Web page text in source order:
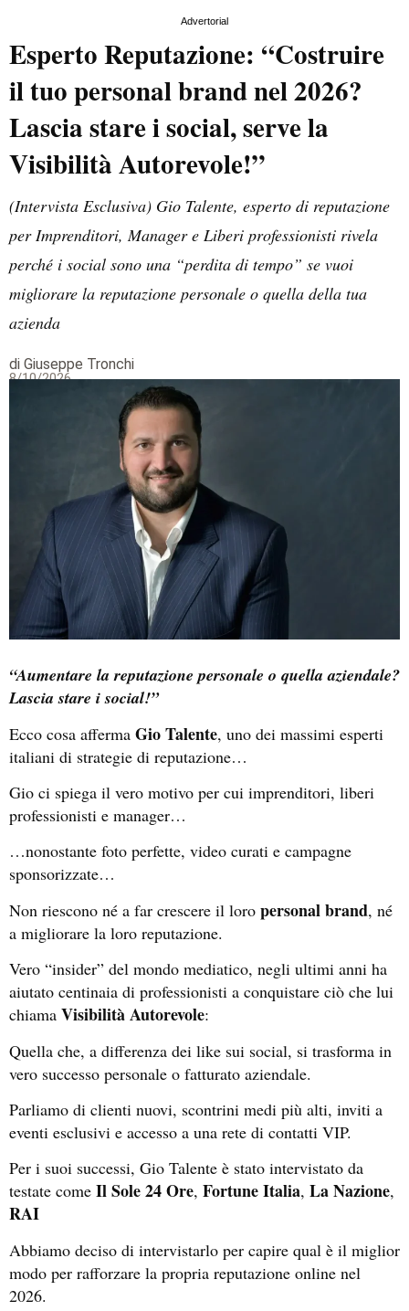
Advertorial
Esperto Reputazione: “Costruire
il tuo personal brand nel 2026?
Lascia stare i social, serve la
Visibilità Autorevole!”
(Intervista Esclusiva) Gio Talente, esperto di reputazione
per Imprenditori, Manager e Liberi professionisti rivela
perché i social sono una “perdita di tempo” se vuoi
migliorare la reputazione personale o quella della tua
azienda
di Giuseppe Tronchi
8/10/2026
“Aumentare la reputazione personale o quella aziendale?
Lascia stare i social!”
Ecco cosa afferma Gio Talente, uno dei massimi esperti
italiani di strategie di reputazione…
Gio ci spiega il vero motivo per cui imprenditori, liberi
professionisti e manager…
…nonostante foto perfette, video curati e campagne
sponsorizzate…
Non riescono né a far crescere il loro personal brand, né
a migliorare la loro reputazione.
Vero “insider” del mondo mediatico, negli ultimi anni ha
aiutato centinaia di professionisti a conquistare ciò che lui
chiama Visibilità Autorevole:
Quella che, a differenza dei like sui social, si trasforma in
vero successo personale o fatturato aziendale.
Parliamo di clienti nuovi, scontrini medi più alti, inviti a
eventi esclusivi e accesso a una rete di contatti VIP.
Per i suoi successi, Gio Talente è stato intervistato da
testate come Il Sole 24 Ore, Fortune Italia, La Nazione,
RAI
Abbiamo deciso di intervistarlo per capire qual è il miglior
modo per rafforzare la propria reputazione online nel
2026.